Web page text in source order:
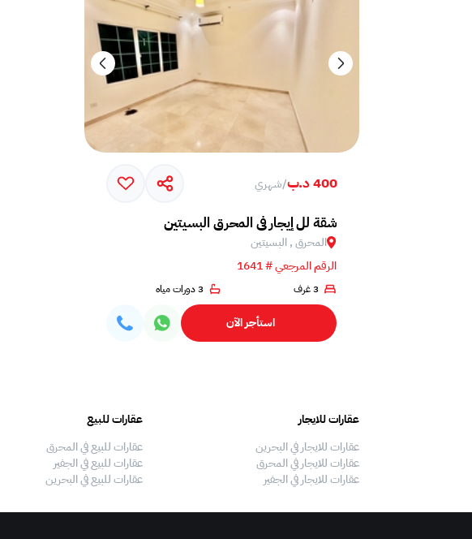
400 د.ب /شهري
شقة لل إيجار في المحرق البسيتين
المحرق , البسيتين
الرقم المرجعي # 1641
3 غرف 3 دورات مياه
استأجر الآن
عقارات للايجار
عقارات للايجار في البحرين
عقارات للايجار في المحرق
عقارات للايجار في الجفير
عقارات للبيع
عقارات للبيع في المحرق
عقارات للبيع في الجفير
عقارات للبيع في البحرين